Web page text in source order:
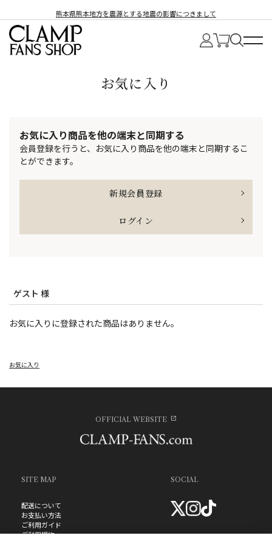
熊本県熊本地方を震源とする地震の影響につきまして
お気に入り
お気に入り商品を他の端末と同期する
会員登録を行うと、お気に入り商品を他の端末と同期するこ
とができます。
新規会員登録
ログイン
ゲスト 様
お気に入りに登録された商品はありません。
お気に入り
OFFICIAL WEBSITE
SITE MAP
配送について
お支払い方法
ご利用ガイド
ご利用規約
SOCIAL